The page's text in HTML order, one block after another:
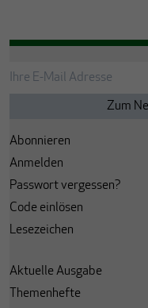
Abonnieren
Anmelden
Passwort vergessen?
Code einlösen
Lesezeichen
Aktuelle Ausgabe
Themenhefte